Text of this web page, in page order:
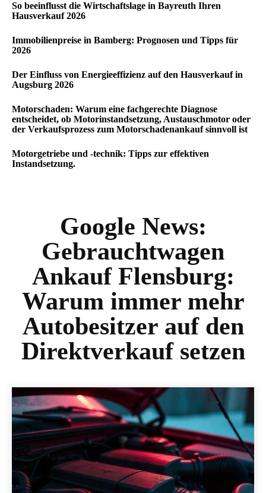
So beeinflusst die Wirtschaftslage in Bayreuth Ihren
Hausverkauf 2026
Immobilienpreise in Bamberg: Prognosen und Tipps für
2026
Der Einfluss von Energieeffizienz auf den Hausverkauf in
Augsburg 2026
Motorschaden: Warum eine fachgerechte Diagnose
entscheidet, ob Motorinstandsetzung, Austauschmotor oder
der Verkaufsprozess zum Motorschadenankauf sinnvoll ist
Motorgetriebe und -technik: Tipps zur effektiven
Instandsetzung.
Google News:
Gebrauchtwagen
Ankauf Flensburg:
Warum immer mehr
Autobesitzer auf den
Direktverkauf setzen